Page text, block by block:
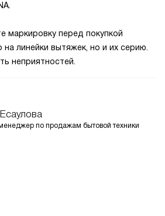
маркировку перед покупкой
линейки вытяжек, но и их серию.
неприятностей.
по продажам бытовой техники